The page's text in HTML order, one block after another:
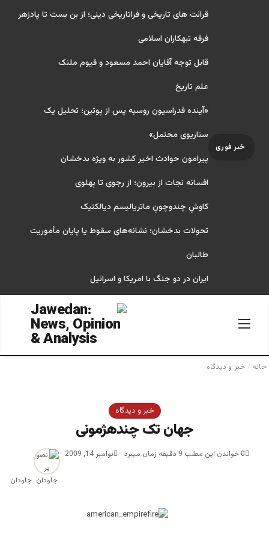
خبر فوری
قرائت های تاریخی و فراتاریخی دینی؛ از بن بست تا پادزهر
فرقه تبهکاران اسلامی
قابل توجه آقایان احمد مسعود و قیوم ملنک
علم تاریخ
«آینده فدراسیون روسیه پس از پوتین؛ تحلیل یک
سناریوی محتمل»
پیرامون حوادث اخیر کشور به ویژه بدخشان
افسانه نجات از بیرون؛ از رجوی تا پهلوی
کاوشِ چندو‌چونِ ماتریالیسم دیالکتیک
تحولات بدخشان؛ نشانه‌های سقوط یا پایان مأموریت
طالبان
ایران در دو جنگ با امریکا و اسرائیل
خانه / خبر و دیدگاه
خبر و دیدگاه
جهان تک چندهژمونی
جاودان
نوامبر 14, 2009 0 خواندن این مطلب 9 دقیقه زمان میبرد